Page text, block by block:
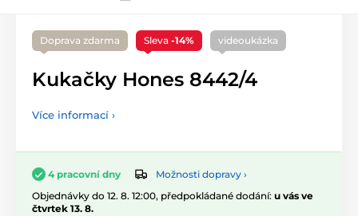
Doprava zdarma Sleva -14% videoukázka
Kukačky Hones 8442/4
Více informací ›
4 pracovní dny
Možnosti dopravy ›
Objednávky do 12. 8. 12:00, předpokládané dodání: u vás ve
čtvrtek 13. 8.